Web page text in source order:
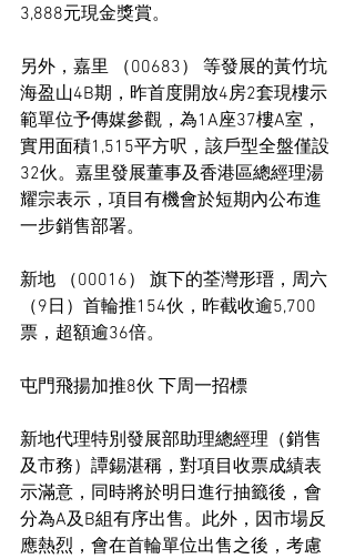
3,888元現金獎賞。
另外，嘉里 （00683） 等發展的黃竹坑
海盈山4B期，昨首度開放4房2套現樓示
範單位予傳媒參觀，為1A座37樓A室，
實用面積1,515平方呎，該戶型全盤僅設
32伙。嘉里發展董事及香港區總經理湯
耀宗表示，項目有機會於短期內公布進
一步銷售部署。
新地 （00016） 旗下的荃灣形瑨，周六
（9日）首輪推154伙，昨截收逾5,700
票，超額逾36倍。
屯門飛揚加推8伙 下周一招標
新地代理特別發展部助理總經理（銷售
及市務）譚錫湛稱，對項目收票成績表
示滿意，同時將於明日進行抽籤後，會
分為A及B組有序出售。此外，因市場反
應熱烈，會在首輪單位出售之後，考慮